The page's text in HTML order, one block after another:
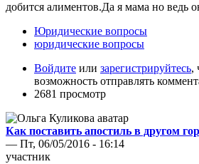
добится алиментов.Да я мама но ведь
Юридические вопросы
юридические вопросы
Войдите или зарегистрируйтесь,
возможность отправлять
2681 просмотр
Как поставить апостиль в другом
— Пт, 06/05/2016 - 16:14
участник